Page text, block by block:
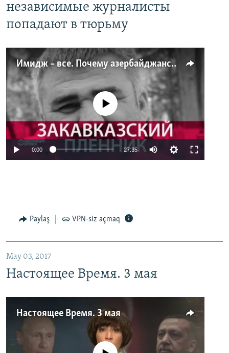
независимые журналисты
попадают в тюрьму
Имидж – все. Почему азербайджанские правозащитники и независимые журналисты попадают в тюрьму
No media source currently available
0:00 27:35
Paylaş VPN-siz açmaq
May 03, 2017
Настоящее Время. 3 мая
Настоящее Время. 3 мая